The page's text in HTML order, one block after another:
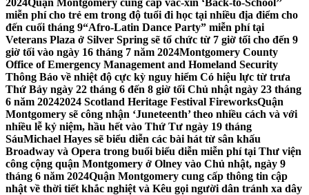
2024Quận Montgomery cung cấp vắc-xin ‘Back-to-School’’
miễn phí cho trẻ em trong độ tuổi đi học tại nhiều địa điểm cho
đến cuối tháng 9“Afro-Latin Dance Party” miễn phí tại
Veterans Plaza ở Silver Spring sẽ tổ chức từ 7 giờ tối cho đến 9
giờ tối vào ngày 16 tháng 7 năm 2024Montgomery County
Office of Emergency Management and Homeland Security
Thông Báo về nhiệt độ cực kỳ nguy hiểm Có hiệu lực từ trưa
Thứ Bảy ngày 22 tháng 6 đến 8 giờ tối Chủ nhật ngày 23 tháng
6 năm 20242024 Scotland Heritage Festival FireworksQuận
Montgomery sẽ công nhận ‘Juneteenth’ theo nhiều cách và với
nhiều lễ kỷ niệm, hầu hết vào Thứ Tư ngày 19 tháng
SáuMichael Hayes sẽ biểu diễn các bài hát từ sân khấu
Broadway và Opera trong buổi biểu diễn miễn phí tại Thư viện
công cộng quận Montgomery ở Olney vào Chủ nhật, ngày 9
tháng 6 năm 2024Quận Montgomery cung cấp thông tin cập
nhật về thời tiết khắc nghiệt và Kêu gọi người dân tránh xa dây